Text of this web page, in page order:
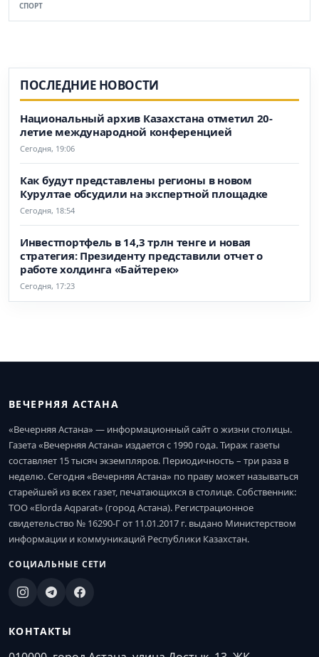
СПОРТ
ПОСЛЕДНИЕ НОВОСТИ
Национальный архив Казахстана отметил 20-
летие международной конференцией
Сегодня, 19:06
Как будут представлены регионы в новом
Курултае обсудили на экспертной площадке
Сегодня, 18:54
Инвестпортфель в 14,3 трлн тенге и новая
стратегия: Президенту представили отчет о
работе холдинга «Байтерек»
Сегодня, 17:23
ВЕЧЕРНЯЯ АСТАНА
«Вечерняя Астана» — информационный сайт о жизни столицы.
Газета «Вечерняя Астана» издается с 1990 года. Тираж газеты
составляет 15 тысяч экземпляров. Периодичность – три раза в
неделю. Сегодня «Вечерняя Астана» по праву может называться
старейшей из всех газет, печатающихся в столице. Собственник:
ТОО «Elorda Aqparat» (город Астана). Регистрационное
свидетельство № 16290-Г от 11.01.2017 г. выдано Министерством
информации и коммуникаций Республики Казахстан.
СОЦИАЛЬНЫЕ СЕТИ
КОНТАКТЫ